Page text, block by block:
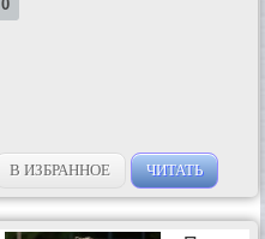
0
В ИЗБРАННОЕ ЧИТАТЬ